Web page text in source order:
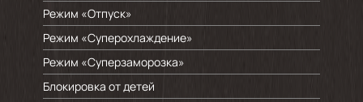
Режим «Отпуск»
Режим «Суперохлаждение»
Режим «Суперзаморозка»
Блокировка от детей